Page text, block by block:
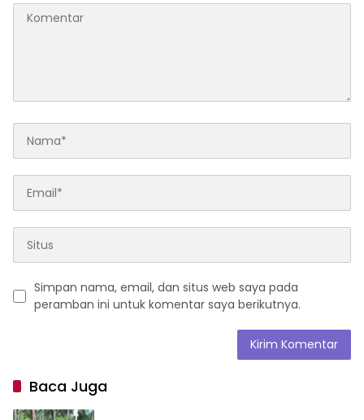
Simpan nama, email, dan situs web saya pada
peramban ini untuk komentar saya berikutnya.
Baca Juga